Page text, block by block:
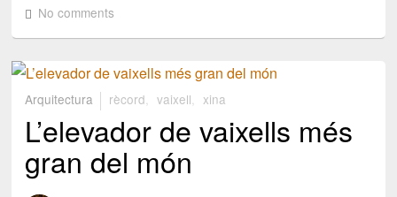
No comments
Arquitectura rècord vaixell xina
L’elevador de vaixells més
gran del món